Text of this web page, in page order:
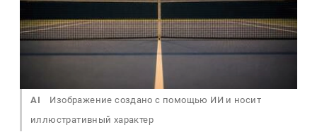
AI
Изображение создано с помощью ИИ и носит
иллюстративный характер